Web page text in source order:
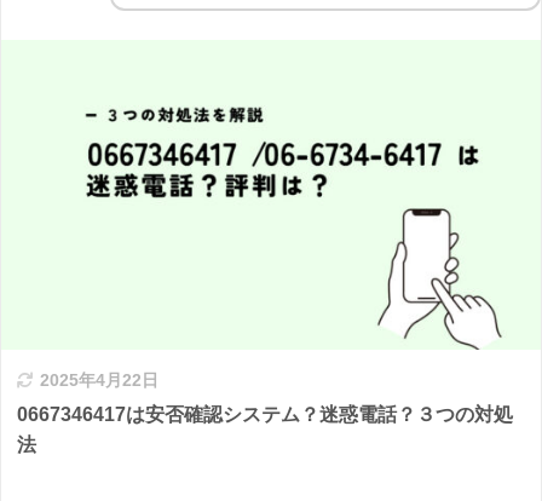
2025年4月22日
0667346417は安否確認システム？迷惑電話？３つの対処
法